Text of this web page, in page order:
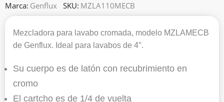
Marca: Genflux SKU: MZLA110MECB
Mezcladora para lavabo cromada, modelo MZLAMECB
de Genflux. Ideal para lavabos de 4″.
Su cuerpo es de latón con recubrimiento en
cromo
El cartcho es de 1/4 de vuelta